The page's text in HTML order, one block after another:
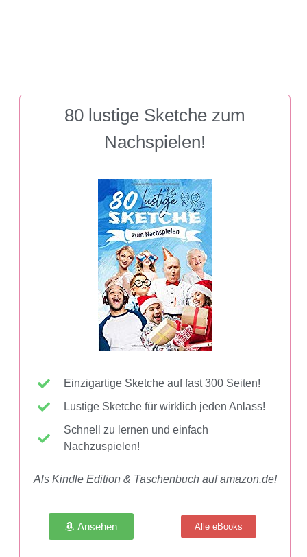
80 lustige Sketche zum
Nachspielen!
Einzigartige Sketche auf fast 300 Seiten!
Lustige Sketche für wirklich jeden Anlass!
Schnell zu lernen und einfach
Nachzuspielen!
Als Kindle Edition & Taschenbuch auf amazon.de!
Ansehen Alle eBooks